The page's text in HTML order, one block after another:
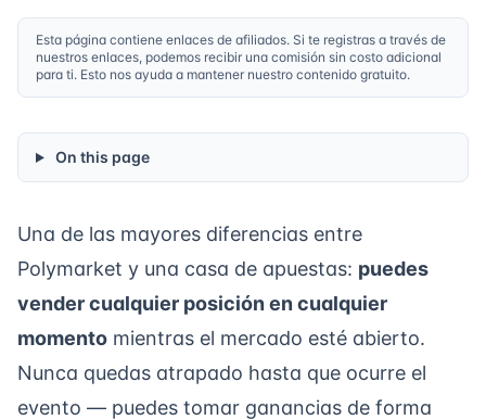
Esta página contiene enlaces de afiliados. Si te registras a través de
nuestros enlaces, podemos recibir una comisión sin costo adicional
para ti. Esto nos ayuda a mantener nuestro contenido gratuito.
On this page
Una de las mayores diferencias entre
Polymarket y una casa de apuestas: puedes
vender cualquier posición en cualquier
momento mientras el mercado esté abierto.
Nunca quedas atrapado hasta que ocurre el
evento — puedes tomar ganancias de forma